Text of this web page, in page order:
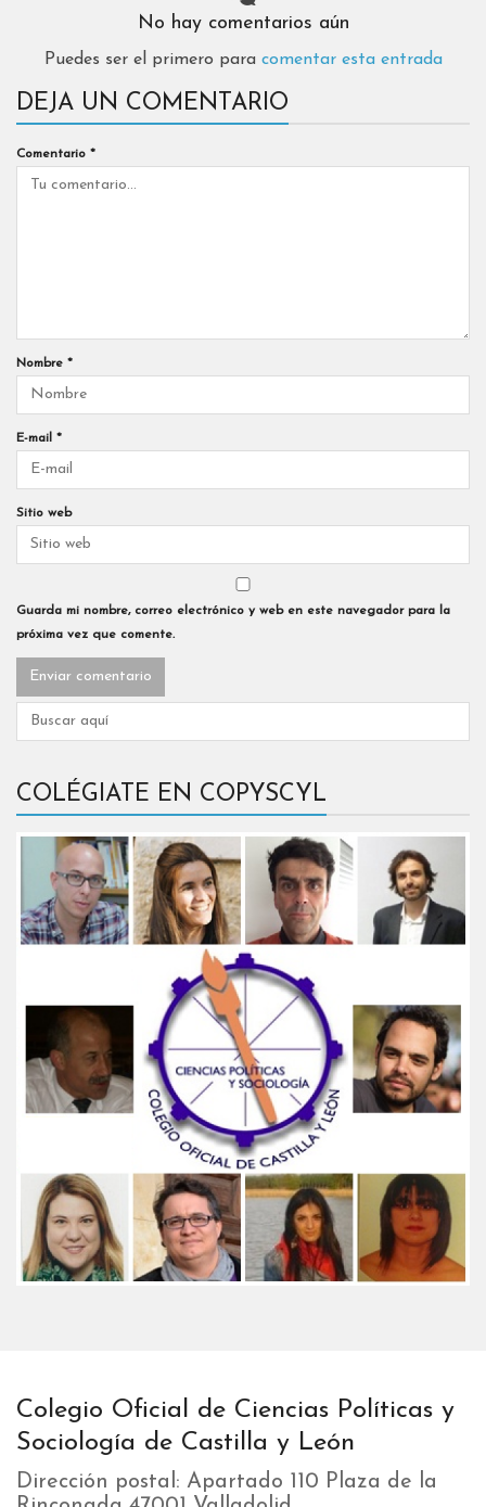
No hay comentarios aún
Puedes ser el primero para comentar esta entrada
DEJA UN COMENTARIO
Comentario *
Nombre *
E-mail *
Sitio web
Guarda mi nombre, correo electrónico y web en este navegador para la
próxima vez que comente.
COLÉGIATE EN COPYSCYL
Colegio Oficial de Ciencias Políticas y
Sociología de Castilla y León
Dirección postal: Apartado 110 Plaza de la